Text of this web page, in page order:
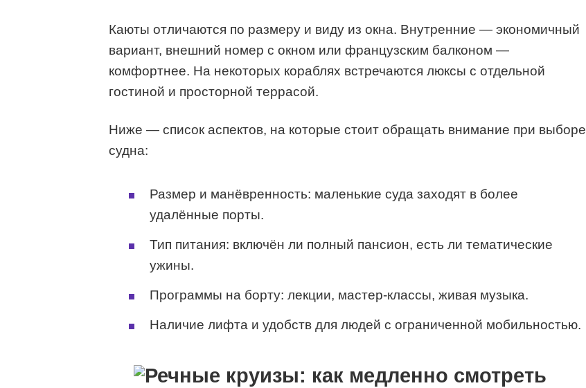
Каюты отличаются по размеру и виду из окна. Внутренние — экономичный
вариант, внешний номер с окном или французским балконом —
комфортнее. На некоторых кораблях встречаются люксы с отдельной
гостиной и просторной террасой.
Ниже — список аспектов, на которые стоит обращать внимание при выборе
судна:
Размер и манёвренность: маленькие суда заходят в более
удалённые порты.
Тип питания: включён ли полный пансион, есть ли тематические
ужины.
Программы на борту: лекции, мастер-классы, живая музыка.
Наличие лифта и удобств для людей с ограниченной мобильностью.